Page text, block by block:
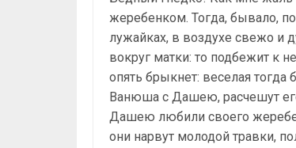
жеребенком. Тогда, бывало, по
лужайках, в воздухе свежо и
вокруг матки: то подбежит к
опять брыкнет: веселая тогда
Ванюша с Дашею, расчешут
Дашею любили своего
они нарвут молодой травки,